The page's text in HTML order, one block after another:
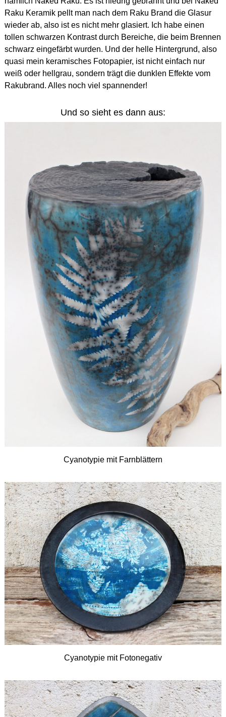
Raku Keramik pellt man nach dem Raku Brand die Glasur
wieder ab, also ist es nicht mehr glasiert. Ich habe einen
tollen schwarzen Kontrast durch Bereiche, die beim Brennen
schwarz eingefärbt wurden. Und der helle Hintergrund, also
quasi mein keramisches Fotopapier, ist nicht einfach nur
weiß oder hellgrau, sondern trägt die dunklen Effekte vom
Rakubrand. Alles noch viel spannender!
Und so sieht es dann aus:
Cyanotypie mit Farnblättern
Cyanotypie mit Fotonegativ